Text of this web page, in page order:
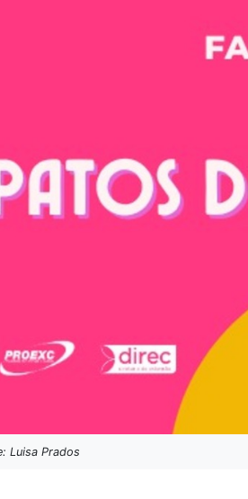
Luisa Prados